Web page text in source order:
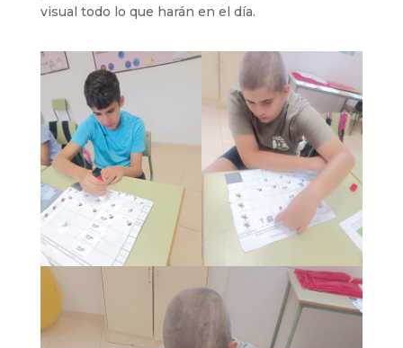
visual todo lo que harán en el día.